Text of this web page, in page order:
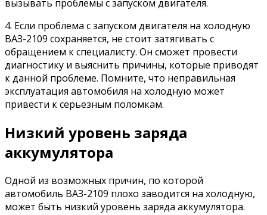
вызывать проблемы с запуском двигателя.
4. Если проблема с запуском двигателя на холодную
ВАЗ-2109 сохраняется, не стоит затягивать с
обращением к специалисту. Он сможет провести
диагностику и выяснить причины, которые приводят
к данной проблеме. Помните, что неправильная
эксплуатация автомобиля на холодную может
привести к серьезным поломкам.
Низкий уровень заряда
аккумулятора
Одной из возможных причин, по которой
автомобиль ВАЗ-2109 плохо заводится на холодную,
может быть низкий уровень заряда аккумулятора.